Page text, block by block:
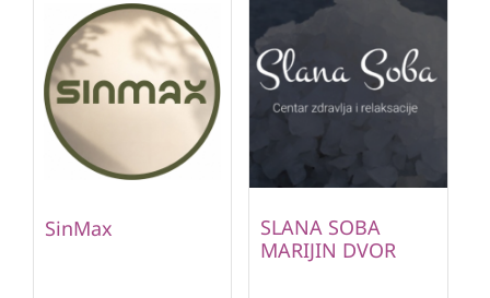
SinMax
SLANA SOBA
MARIJIN DVOR